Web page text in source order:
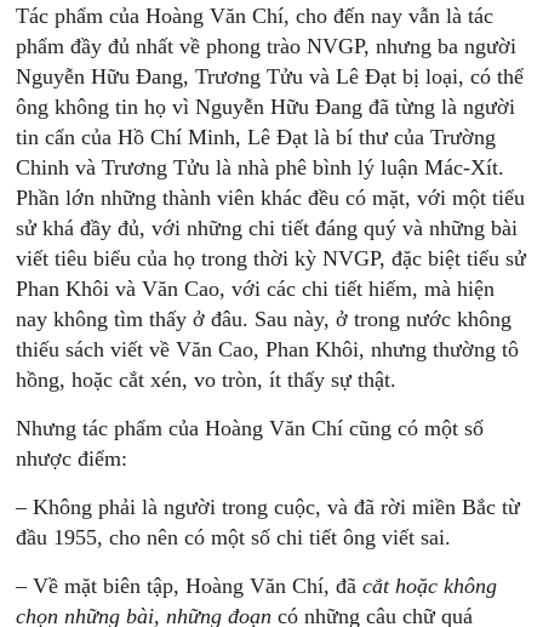
Tác phẩm của Hoàng Văn Chí, cho đến nay vẫn là tác
phẩm đầy đủ nhất về phong trào NVGP, nhưng ba người
Nguyễn Hữu Đang, Trương Tửu và Lê Đạt bị loại, có thể
ông không tin họ vì Nguyễn Hữu Đang đã từng là người
tin cẩn của Hồ Chí Minh, Lê Đạt là bí thư của Trường
Chinh và Trương Tửu là nhà phê bình lý luận Mác-Xít.
Phần lớn những thành viên khác đều có mặt, với một tiểu
sử khá đầy đủ, với những chi tiết đáng quý và những bài
viết tiêu biểu của họ trong thời kỳ NVGP, đặc biệt tiểu sử
Phan Khôi và Văn Cao, với các chi tiết hiếm, mà hiện
nay không tìm thấy ở đâu. Sau này, ở trong nước không
thiếu sách viết về Văn Cao, Phan Khôi, nhưng thường tô
hồng, hoặc cắt xén, vo tròn, ít thấy sự thật.
Nhưng tác phẩm của Hoàng Văn Chí cũng có một số
nhược điểm:
– Không phải là người trong cuộc, và đã rời miền Bắc từ
đầu 1955, cho nên có một số chi tiết ông viết sai.
– Về mặt biên tập, Hoàng Văn Chí, đãcắt hoặc không
chọn những bài, những đoạn có những câu chữ quá